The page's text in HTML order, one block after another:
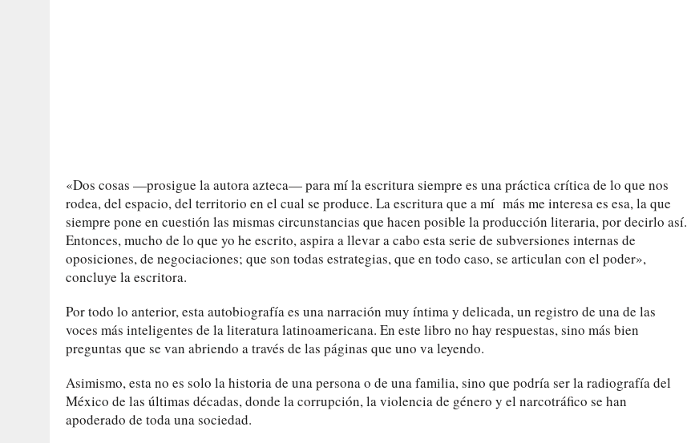
«Dos cosas —prosigue la autora azteca— para mí la escritura siempre es una práctica crítica de lo que nos
rodea, del espacio, del territorio en el cual se produce. La escritura que a mí más me interesa es esa, la que
siempre pone en cuestión las mismas circunstancias que hacen posible la producción literaria, por decirlo así.
Entonces, mucho de lo que yo he escrito, aspira a llevar a cabo esta serie de subversiones internas de
oposiciones, de negociaciones; que son todas estrategias, que en todo caso, se articulan con el poder»,
concluye la escritora.
Por todo lo anterior, esta autobiografía es una narración muy íntima y delicada, un registro de una de las
voces más inteligentes de la literatura latinoamericana. En este libro no hay respuestas, sino más bien
preguntas que se van abriendo a través de las páginas que uno va leyendo.
Asimismo, esta no es solo la historia de una persona o de una familia, sino que podría ser la radiografía del
México de las últimas décadas, donde la corrupción, la violencia de género y el narcotráfico se han
apoderado de toda una sociedad.